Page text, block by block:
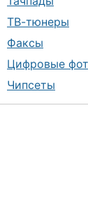
ТВ-тюнеры
Факсы
Цифровые
Чипсеты